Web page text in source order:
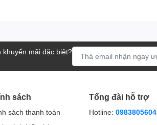
hay công viên,...
khuyến mãi đặc biệt?
sách
sách thanh toán
Tổng đài hỗ trợ
Hotline: 0983805604